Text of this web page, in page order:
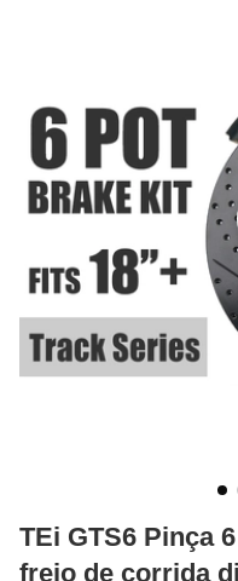
TEi GTS6 Pinça
freio de corrida